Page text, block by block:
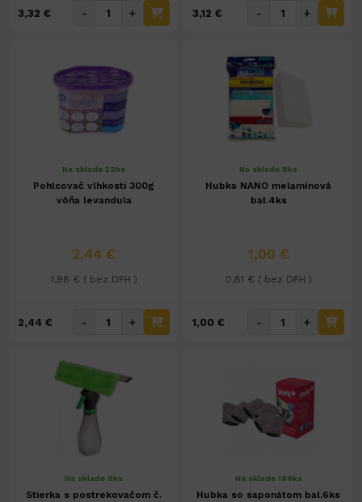
3,32 € - + 3,12 € - +
Na sklade 52ks
Pohlcovač vlhkosti 300g
vôňa levandula
2,44 €
1,98 € ( bez DPH )
2,44 € - +
Na sklade 8ks
Hubka NANO melamínová
bal.4ks
1,00 €
0,81 € ( bez DPH )
1,00 € - +
Na sklade 8ks
Stierka s postrekovačom č.
Na sklade 199ks
Hubka so saponátom bal.6ks